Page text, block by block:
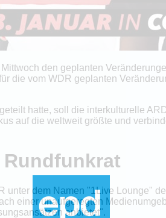
den geplanten
die vom WDR geplanten
hatte, soll die interkulturelle
auf die weltweit größte und
dem Namen "1Live Lounge"
einer unaufgeregten
anbietet".